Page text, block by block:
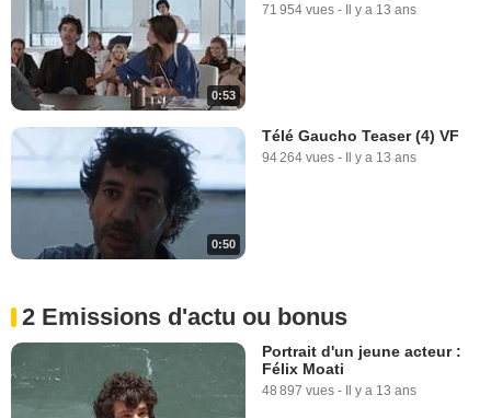
0:53
71 954 vues - Il y a 13 ans
0:50
Télé Gaucho Teaser (4) VF
94 264 vues - Il y a 13 ans
2 Emissions d'actu ou bonus
Portrait d'un jeune acteur :
Félix Moati
48 897 vues - Il y a 13 ans